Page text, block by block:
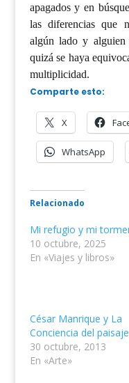
apagados y en
las diferencias que
algún lado y
quizá se haya
multiplicidad.
Comparte esto:
X
WhatsApp
Relacionado
Mi refugio y mi
10 octubre, 2025
En «Viajes y libros»
César Manrique y La
Conciencia del paisaje
30 octubre, 2013
En «Arte»